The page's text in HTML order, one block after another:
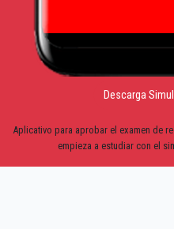
Descarga
Aplicativo para aprobar el examen de
empieza a estudiar con el